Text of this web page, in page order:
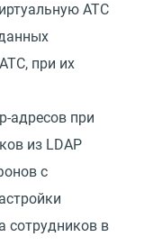
АТС
при их
адресов при
из LDAP
с
сотрудников в